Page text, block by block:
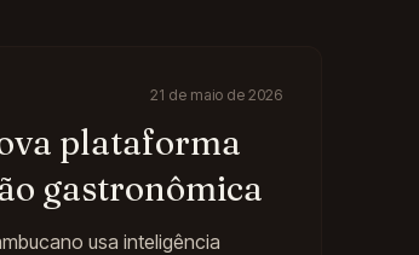
21 de maio de 2026
plataforma
gastronômica
usa inteligência